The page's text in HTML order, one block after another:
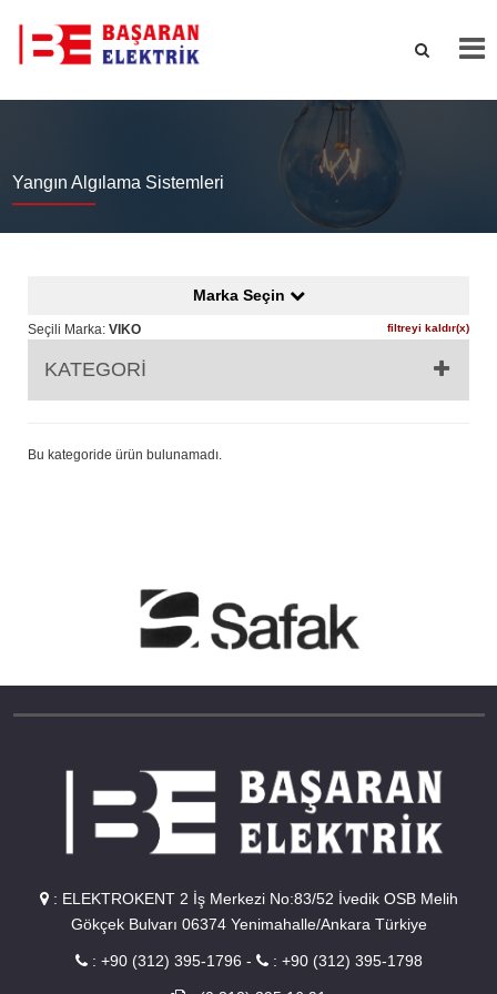
Yangın Algılama Sistemleri
Marka Seçin
Seçili Marka:VIKO filtreyi kaldır(x)
KATEGORİ
Bu kategoride ürün bulunamadı.
: ELEKTROKENT 2 İş Merkezi No:83/52 İvedik OSB Melih
Gökçek Bulvarı 06374 Yenimahalle/Ankara Türkiye
: +90 (312) 395-1796 - : +90 (312) 395-1798